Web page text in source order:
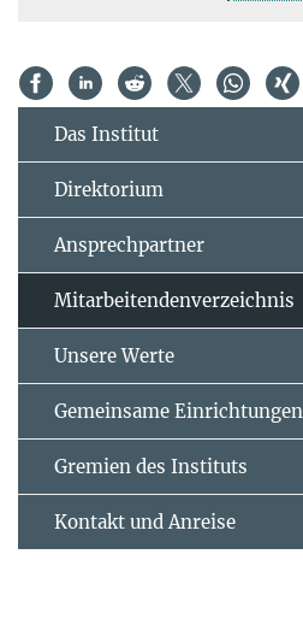
Das Institut
Direktorium
Ansprechpartner
Mitarbeitendenverzeichnis
Unsere Werte
Gemeinsame Einrichtungen
Gremien des Instituts
Kontakt und Anreise